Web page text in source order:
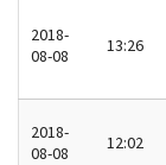
2018-
08-08
13:26
2018-
08-08
12:02